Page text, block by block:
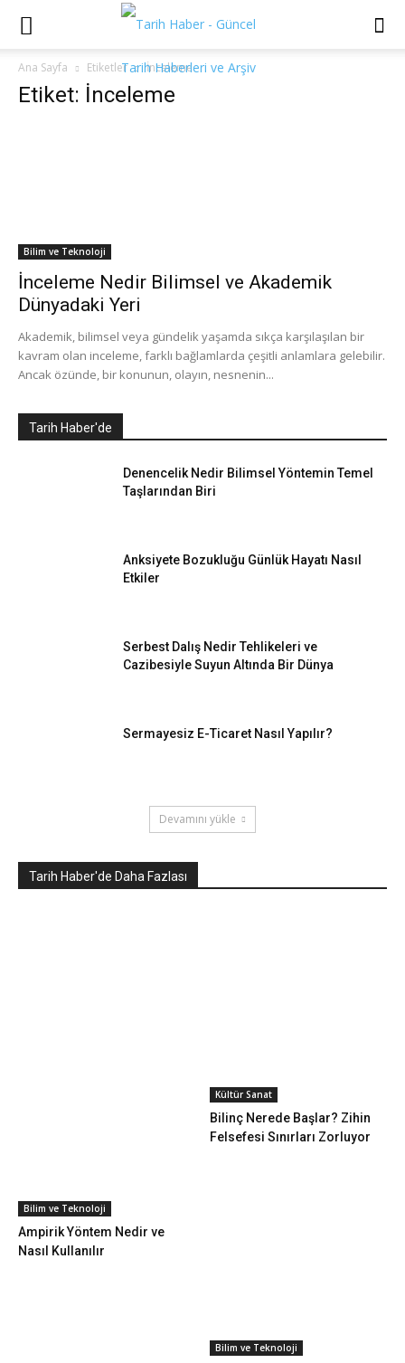
Ana Sayfa Etiketler İnceleme
Etiket: İnceleme
Bilim ve Teknoloji
İnceleme Nedir Bilimsel ve Akademik
Dünyadaki Yeri
Akademik, bilimsel veya gündelik yaşamda sıkça karşılaşılan bir
kavram olan inceleme, farklı bağlamlarda çeşitli anlamlara gelebilir.
Ancak özünde, bir konunun, olayın, nesnenin...
Tarih Haber'de
Denencelik Nedir Bilimsel Yöntemin Temel
Taşlarından Biri
Anksiyete Bozukluğu Günlük Hayatı Nasıl
Etkiler
Serbest Dalış Nedir Tehlikeleri ve
Cazibesiyle Suyun Altında Bir Dünya
Sermayesiz E-Ticaret Nasıl Yapılır?
Devamını yükle
Tarih Haber'de Daha Fazlası
Bilim ve Teknoloji
Ampirik Yöntem Nedir ve
Nasıl Kullanılır
Kültür Sanat
Bilinç Nerede Başlar? Zihin
Felsefesi Sınırları Zorluyor
Bilim ve Teknoloji